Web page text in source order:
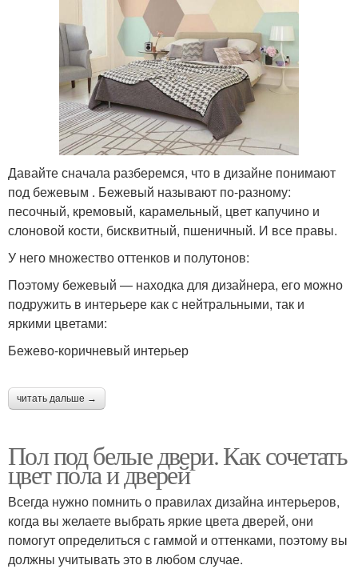
Давайте сначала разберемся, что в дизайне понимают
под бежевым . Бежевый называют по-разному:
песочный, кремовый, карамельный, цвет капучино и
слоновой кости, бисквитный, пшеничный. И все правы.
У него множество оттенков и полутонов:
Поэтому бежевый — находка для дизайнера, его можно
подружить в интерьере как с нейтральными, так и
яркими цветами:
Бежево-коричневый интерьер
читать дальше →
Пол под белые двери. Как сочетать
цвет пола и дверей
Всегда нужно помнить о правилах дизайна интерьеров,
когда вы желаете выбрать яркие цвета дверей, они
помогут определиться с гаммой и оттенками, поэтому вы
должны учитывать это в любом случае.